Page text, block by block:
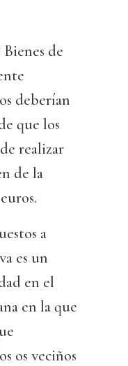
de
deberían
que los
realizar
de la
a
es un
en el
en la que
os veciños